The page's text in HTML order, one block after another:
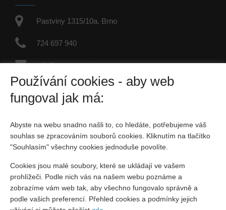
Pastviny 1315/10a, Brno
724 697 940
info@petrsyrovatka.cz
IČO: 67584462
Fyzická osoba zapsaná v živnostenském rejstříku
Sociální sítě
Vytvořeno v systému
Používání cookies - aby web
fungoval jak má:
Abyste na webu snadno našli to, co hledáte, potřebujeme váš
souhlas se zpracováním souborů cookies. Kliknutím na tlačítko
"Souhlasím" všechny cookies jednoduše povolíte.
Cookies jsou malé soubory, které se ukládají ve vašem
prohlížeči. Podle nich vás na našem webu poznáme a
zobrazíme vám web tak, aby všechno fungovalo správně a
podle vašich preferencí. Přehled cookies a podmínky jejich